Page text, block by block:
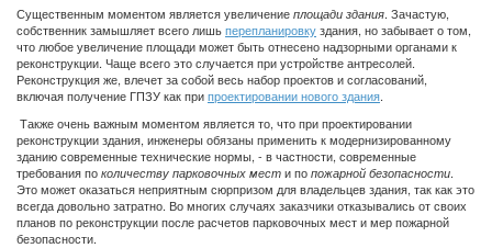
Существенным моментом является увеличение площади здания. Зачастую,
собственник замышляет всего лишьперепланировкуздания, но забывает о том,
что любое увеличение площади может быть отнесено надзорными органами к
реконструкции. Чаще всего это случается при устройстве антресолей.
Реконструкция же, влечет за собой весь набор проектов и согласований,
включая получение ГПЗУ как припроектировании нового здания.
Также очень важным моментом является то, что при проектировании
реконструкции здания, инженеры обязаны применить к модернизированному
зданию современные технические нормы, - в частности, современные
требования по количеству парковочных мест и по пожарной безопасности.
Это может оказаться неприятным сюрпризом для владельцев здания, так как это
всегда довольно затратно. Во многих случаях заказчики отказывались от своих
планов по реконструкции после расчетов парковочных мест и мер пожарной
безопасности.